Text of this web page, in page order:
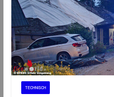
TECHNISCH